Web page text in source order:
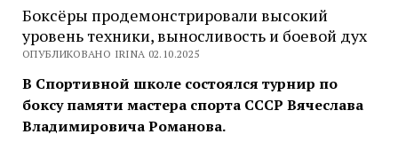
Боксёры продемонстрировали высокий
уровень техники, выносливость и боевой дух
ОПУБЛИКОВАНО IRINA 02.10.2025
В Спортивной школе состоялся турнир по
боксу памяти мастера спорта СССР Вячеслава
Владимировича Романова.